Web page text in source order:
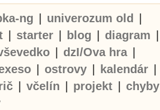
ng univerozum old
starter blog diagram
dzI/Ova hra
ostrovy kalendár
včelín projekt chyby